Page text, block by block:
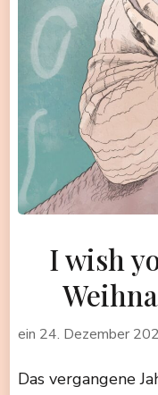
I wish
ein 24. Dezember
Das vergangene